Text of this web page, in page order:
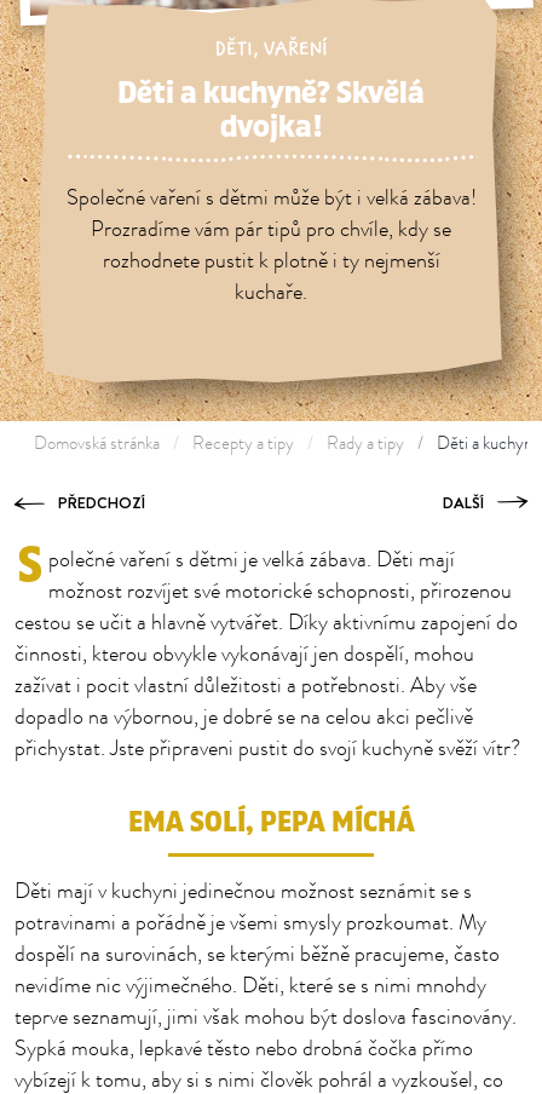
DĚTI, VAŘENÍ
Děti a kuchyně? Skvělá
dvojka!
Společné vaření s dětmi může být i velká zábava!
Prozradíme vám pár tipů pro chvíle, kdy se
rozhodnete pustit k plotně i ty nejmenší
kuchaře.
Domovská stránka Recepty a tipy Rady a tipy Děti a
PŘEDCHOZÍ DALŠÍ
S polečné vaření s dětmi je velká zábava. Děti mají
možnost rozvíjet své motorické schopnosti, přirozenou
cestou se učit a hlavně vytvářet. Díky aktivnímu zapojení do
činnosti, kterou obvykle vykonávají jen dospělí, mohou
zažívat i pocit vlastní důležitosti a potřebnosti. Aby vše
dopadlo na výbornou, je dobré se na celou akci pečlivě
přichystat. Jste připraveni pustit do svojí kuchyně svěží vítr?
EMA SOLÍ, PEPA MÍCHÁ
Děti mají v kuchyni jedinečnou možnost seznámit se s
potravinami a pořádně je všemi smysly prozkoumat. My
dospělí na surovinách, se kterými běžně pracujeme, často
nevidíme nic výjimečného. Děti, které se s nimi mnohdy
teprve seznamují, jimi však mohou být doslova fascinovány.
Sypká mouka, lepkavé těsto nebo drobná čočka přímo
vybízejí k tomu, aby si s nimi člověk pohrál a vyzkoušel, co